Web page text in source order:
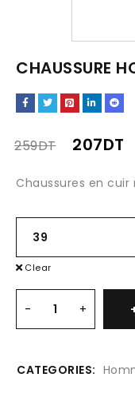
CHAUSSURE
259DT 207DT
Chaussures en cuir
Clear
CATEGORIES: